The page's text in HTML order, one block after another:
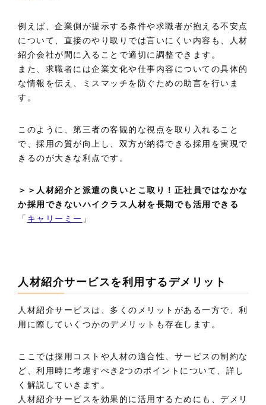
例えば、企業側が提示する条件や求職者が抱える不安点
について、直接のやり取りでは言いにくい内容も、人材
紹介会社が間に入ることで適切に調整できます。
また、求職者には企業文化や仕事内容についての具体的
な情報を伝え、ミスマッチを防ぐための助言を行いま
す。
このように、第三者の客観的な視点を取り入れること
で、採用の質が向上し、双方が納得できる採用を実現で
きるのが大きな利点です。
＞＞人材紹介と派遣の良いとこ取り！正社員ではなかな
か採用できないハイクラス人材を長期でも活用できる
「 キャリーミー 」
人材紹介サービスを利用するデメリット
人材紹介サービスは、多くのメリットがある一方で、利
用に際していくつかのデメリットも存在します。
ここでは採用コストや人材の適合性、サービスの制約な
ど、利用時に考慮すべき2つのポイントについて、詳し
く解説していきます。
人材紹介サービスを効果的に活用するためにも、デメリ